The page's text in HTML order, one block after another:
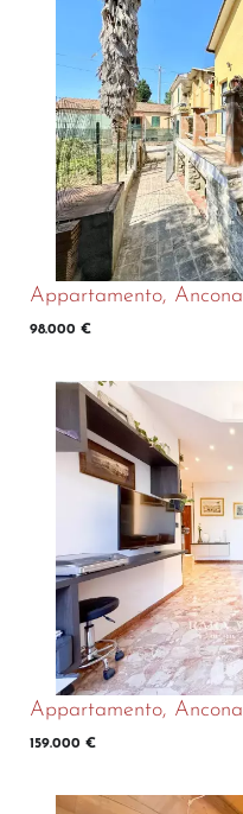
Appartamento, Ancona
98.000 €
Appartamento, Ancona
159.000 €